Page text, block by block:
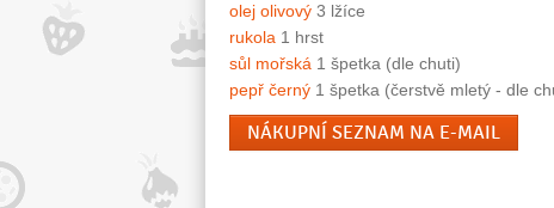
olej olivový 3 lžíce
rukola 1 hrst
sůl mořská 1 špetka (dle chuti)
pepř černý 1 špetka (čerstvě mletý - dle
NÁKUPNÍ SEZNAM NA E-MAIL